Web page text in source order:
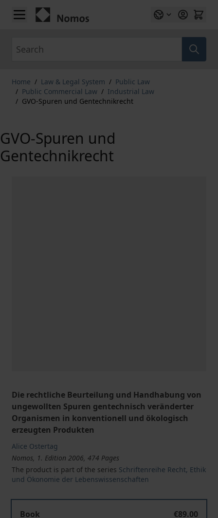
Skip to Content
Home / Law & Legal System / Public Law
/ Public Commercial Law / Industrial Law
/ GVO-Spuren und Gentechnikrecht
GVO-Spuren und
Gentechnikrecht
Die rechtliche Beurteilung und Handhabung von
ungewollten Spuren gentechnisch veränderter
Organismen in konventionell und ökologisch
erzeugten Produkten
Alice Ostertag
Nomos, 1. Edition 2006, 474 Pages
The product is part of the series Schriftenreihe Recht, Ethik
und Ökonomie der Lebenswissenschaften
Book
€89.00